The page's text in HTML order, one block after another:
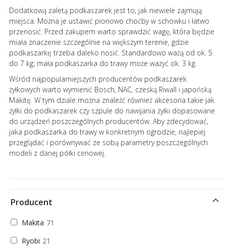
Dodatkową zaletą podkaszarek jest to, jak niewiele zajmują
miejsca. Można je ustawić pionowo choćby w schowku i łatwo
przenosić. Przed zakupem warto sprawdzić wagę, która będzie
miała znaczenie szczególnie na większym terenie, gdzie
podkaszarkę trzeba daleko nosić. Standardowo ważą od ok. 5
do 7 kg; mała podkaszarka do trawy może ważyć ok. 3 kg.
Wśród najpopularniejszych producentów podkaszarek
żyłkowych warto wymienić Bosch, NAC, czeską Riwall i japońską
Makitę. W tym dziale można znaleźć również akcesoria takie jak
żyłki do podkaszarek czy szpule do nawijania żyłki dopasowane
do urządzeń poszczególnych producentów. Aby zdecydować,
jaka podkaszarka do trawy w konkretnym ogrodzie, najlepiej
przeglądać i porównywać ze sobą parametry poszczególnych
modeli z danej półki cenowej.
Producent
Makita 71
Ryobi 21